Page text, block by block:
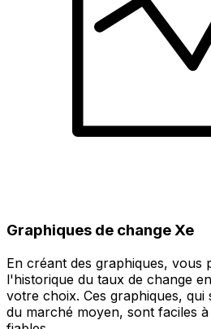
Graphiques de change Xe
En créant des graphiques,
l'historique du taux de change
votre choix. Ces graphiques,
du marché moyen, sont faciles